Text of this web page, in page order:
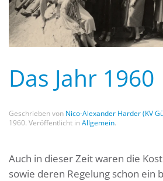
Das Jahr 1960
Geschrieben von Nico-Alexander Harder (KV
1960. Veröffentlicht inAllgemein.
Auch in dieser Zeit waren die
sowie deren Regelung schon ein